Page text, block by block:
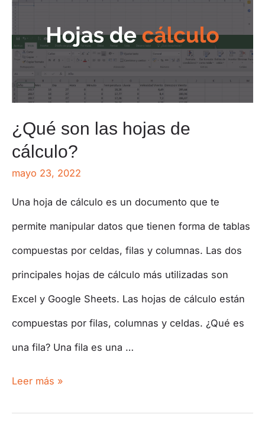
¿Qué son las hojas de
cálculo?
mayo 23, 2022
Una hoja de cálculo es un documento que te
permite manipular datos que tienen forma de tablas
compuestas por celdas, filas y columnas.​ Las dos
principales hojas de cálculo más utilizadas son
Excel y Google Sheets. Las hojas de cálculo están
compuestas por filas, columnas y celdas. ¿Qué es
una fila? Una fila es una …
Leer más »